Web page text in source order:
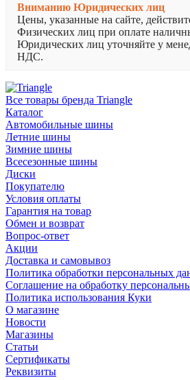
Вниманию Юридических лиц
Цены, указанные на сайте,
Физических лиц при оплате
Юридических лиц уточняйте у
НДС.
Все товары бренда Triangle
Каталог
Автомобильные шины
Летние шины
Зимние шины
Всесезонные шины
Диски
Покупателю
Условия оплаты
Гарантия на товар
Обмен и возврат
Вопрос-ответ
Акции
Доставка и самовывоз
Политика обработки персональных
Соглашение на обработку
Политика использования Куки
О магазине
Новости
Магазины
Статьи
Сертификаты
Реквизиты